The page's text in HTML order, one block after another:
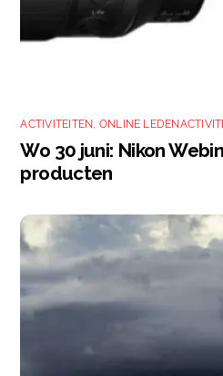
ACTIVITEITEN ONLINE
Wo 30 juni: Nikon
producten